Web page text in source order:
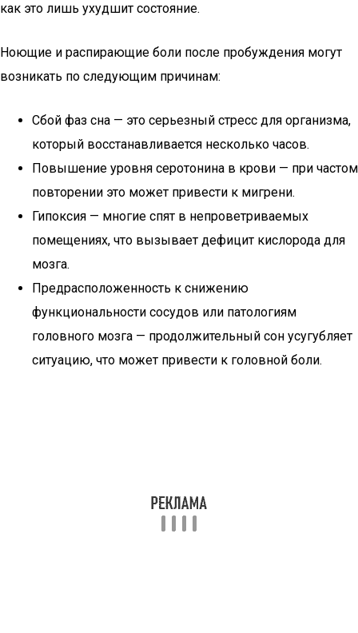
как это лишь ухудшит состояние.
Ноющие и распирающие боли после пробуждения могут
возникать по следующим причинам:
Сбой фаз сна — это серьезный стресс для организма,
который восстанавливается несколько часов.
Повышение уровня серотонина в крови — при частом
повторении это может привести к мигрени.
Гипоксия — многие спят в непроветриваемых
помещениях, что вызывает дефицит кислорода для
мозга.
Предрасположенность к снижению
функциональности сосудов или патологиям
головного мозга — продолжительный сон усугубляет
ситуацию, что может привести к головной боли.